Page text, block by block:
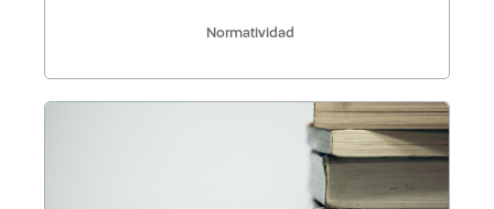
Normatividad